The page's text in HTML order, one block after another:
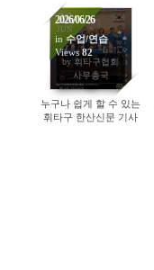
26
JUN
by 휘타구협회
사무총국
2026/06/26
in 수업/연습
Views82
누구나 쉽게 할 수 있는
휘타구 한산신문 기사